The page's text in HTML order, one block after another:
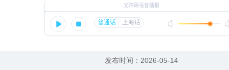
发布时间：2026-05-14